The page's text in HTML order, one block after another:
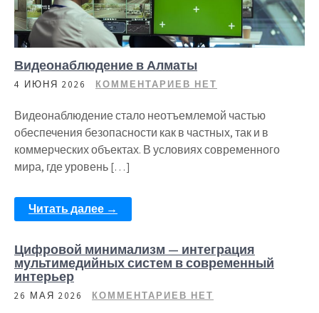
Видеонаблюдение в Алматы
4 ИЮНЯ 2026 КОММЕНТАРИЕВ НЕТ
Видеонаблюдение стало неотъемлемой частью
обеспечения безопасности как в частных, так и в
коммерческих объектах. В условиях современного
мира, где уровень […]
Читать далее →
Цифровой минимализм — интеграция
мультимедийных систем в современный
интерьер
26 МАЯ 2026 КОММЕНТАРИЕВ НЕТ